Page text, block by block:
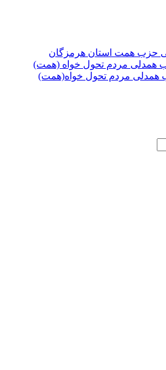
حزب همت استان هرمزگان
همدلی مردم تحول خواه (همت)
همدلی مردم تحول خواه(همت)